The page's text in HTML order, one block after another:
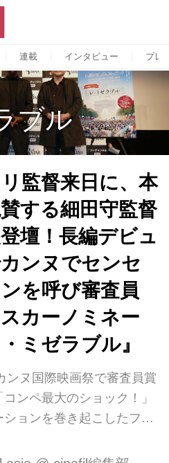
連載 インタビュー プレ
ブル
監督来日に、本
する細田守監督
壇！長編デビュ
ンヌでセンセ
を呼び審査員
カーノミネー
ミゼラブル』
ンヌ国際映画祭で審査員賞
ンペ最大のショック！」
ションを巻き起こしたフラ
より新宿武蔵野館、